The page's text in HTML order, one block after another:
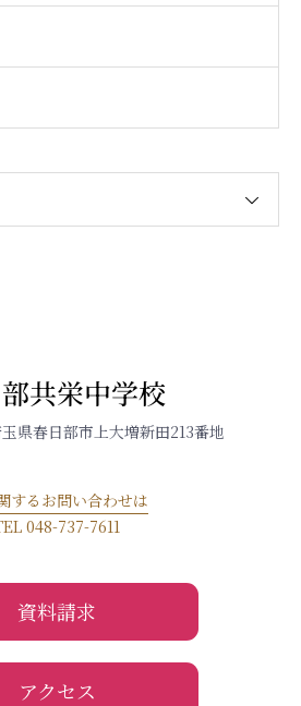
共栄中学校
県春日部市上大増新田213番地
するお問い合わせは
048-737-7611
資料請求
アクセス